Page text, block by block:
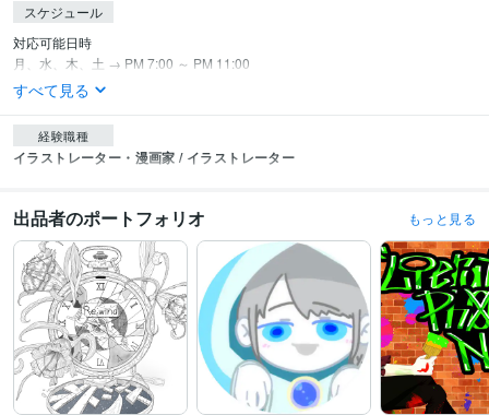
スケジュール
対応可能日時
月、水、木、土 → PM 7:00 ～ PM 11:00
すべて見る
経験職種
イラストレーター・漫画家 / イラストレーター
出品者のポートフォリオ もっと見る